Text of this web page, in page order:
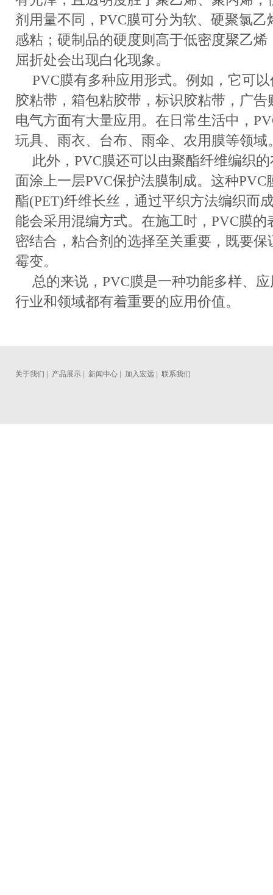
剂用量不同，PVC膜可分为软、硬聚氯
感粘；硬制品的硬度则高于低密度聚乙
屈折处会出现白化现象。
PVC膜有多种应用形式。例如，它可
胶粘带，箱包粘胶带，标识胶粘带，广
电气方面有大量应用。在日常生活中，
玩具、雨衣、台布、雨伞、农用膜等领域
此外，PVC膜还可以由聚酯纤维编织
面涂上一层PVC保护法膜制成。这种
酯(PET)纤维长丝，通过平织方法编织而
能会采用混编方式。在施工时，PVC膜
密结合，粘合剂的选择至关重要，既要
霉变。
总的来说，PVC膜是一种功能多样、
行业和领域都有着重要的应用价值。
关于我们 产品展示 新闻中心 加入宏远 联系我们